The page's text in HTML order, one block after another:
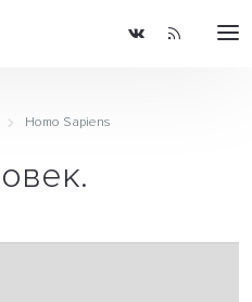
Homo Sapiens